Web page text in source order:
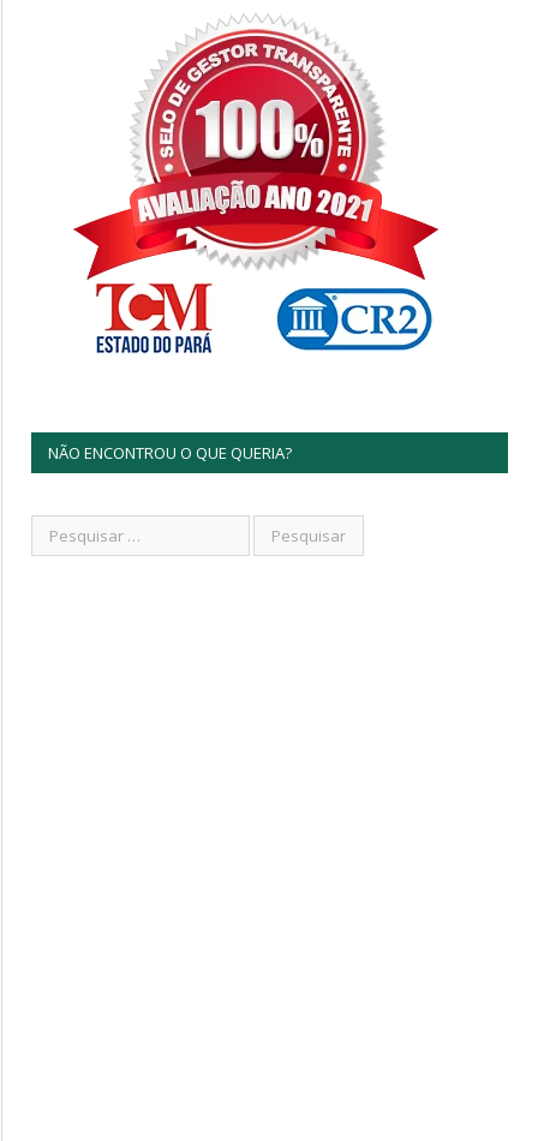
NÃO ENCONTROU O QUE QUERIA?